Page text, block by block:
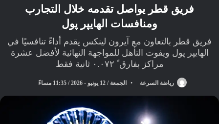
فريق قطر يواصل تقدمه خلال التجارب
ومنافسات الهايپر پول
فريق قطر بالتعاون مع آيرون لينكس يقدم أداءً تنافسيًا في
الهايپر پول ويفوت التأهل للمواجهة النهائية لأفضل عشرة
مراكز بفارق ً ٠.٠٧٢ ثانية فقط
رياضة السرعة الجمعة / 12 يونيو - 2026 / 11:35 مساءً